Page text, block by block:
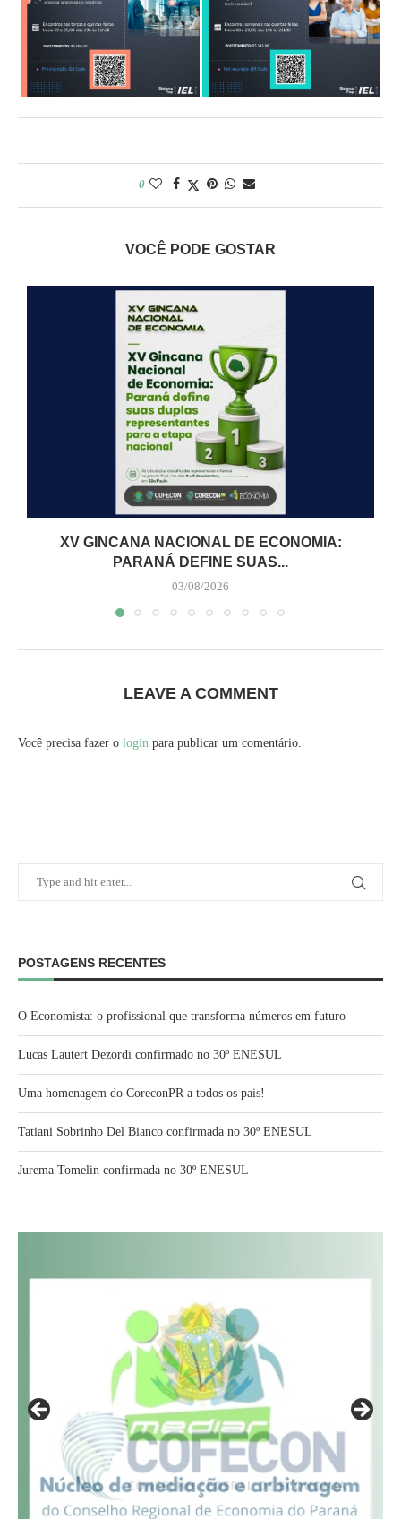
0
VOCÊ PODE GOSTAR
XV GINCANA NACIONAL DE ECONOMIA:
PARANÁ DEFINE SUAS...
03/08/2026
LEAVE A COMMENT
Você precisa fazer o login para publicar um comentário.
POSTAGENS RECENTES
O Economista: o profissional que transforma números em futuro
Lucas Lautert Dezordi confirmado no 30º ENESUL
Uma homenagem do CoreconPR a todos os pais!
Tatiani Sobrinho Del Bianco confirmada no 30º ENESUL
Jurema Tomelin confirmada no 30º ENESUL